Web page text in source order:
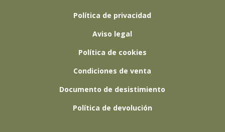
Política de privacidad
Aviso legal
Política de cookies
Condiciones de venta
Documento de desistimiento
Política de devolución